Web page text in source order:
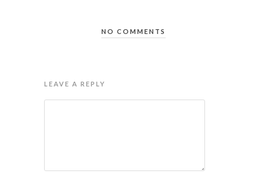
NO COMMENTS
LEAVE A REPLY